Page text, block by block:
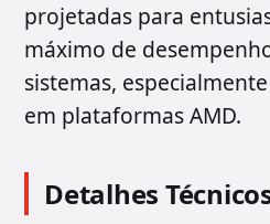
projetadas para
máximo de
sistemas,
em plataformas AMD.
Detalhes